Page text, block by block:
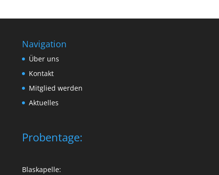
Navigation
Über uns
Kontakt
Mitglied werden
Aktuelles
Probentage:
Blaskapelle: